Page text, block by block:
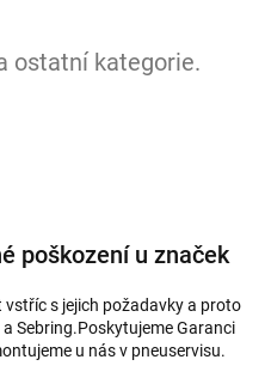
ostatní kategorie.
poškození u značek
s jejich požadavky a proto
Sebring.Poskytujeme Garanci
u nás v pneuservisu.